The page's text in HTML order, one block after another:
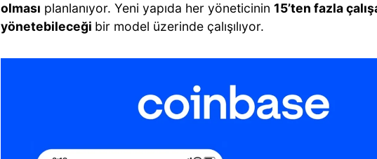
olması planlanıyor. Yeni yapıda her yöneticinin 15’ten fazla
yönetebileceği bir model üzerinde çalışılıyor.